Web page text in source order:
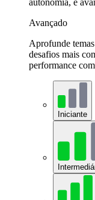
autonomia, e
Avançado
Aprofunde
desafios mais
performance
Iniciante